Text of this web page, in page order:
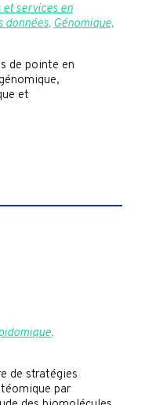
et services en
données, Génomique,
de pointe en
et
,
de stratégies
par